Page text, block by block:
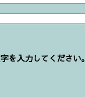
を入力してください。